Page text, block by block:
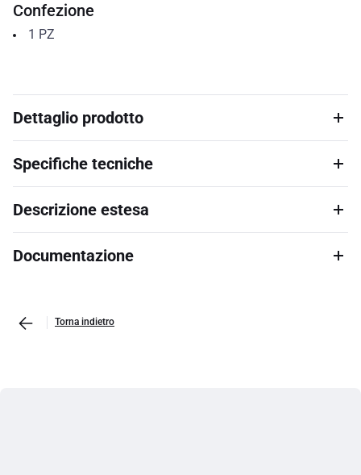
Confezione
1 PZ
Dettaglio prodotto
Specifiche tecniche
Descrizione estesa
Documentazione
Torna indietro